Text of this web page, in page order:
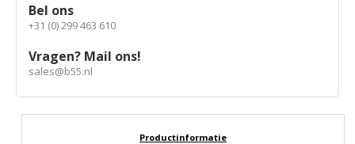
Bel ons
+31 (0) 299 463 610
Vragen? Mail ons!
sales@b55.nl
Productinformatie